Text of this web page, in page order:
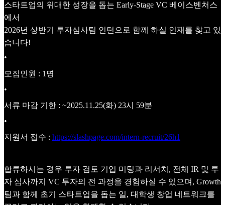
스타트업의 위대한 성장을 돕는 Early-Stage VC 베이스벤처스
에서
2026년 상반기 투자심사팀 인턴으로 함께 하실 인재를 찾고 있
습니다!
•
모집인원 : 1명
•
서류 마감 기한 : ~2025.11.25(화) 23시 59분
•
지원서 접수 : https://slashpage.com/intern-recruit/26h1
합류하시는 경우 투자 검토 기업 미팅과 리서치, 전체 IR 및 투
자 심사까지 VC 투자의 전 과정을 경험하실 수 있으며, Growth
팀과 함께 초기 스타트업을 돕는 일, 대학생 창업 네트워크를